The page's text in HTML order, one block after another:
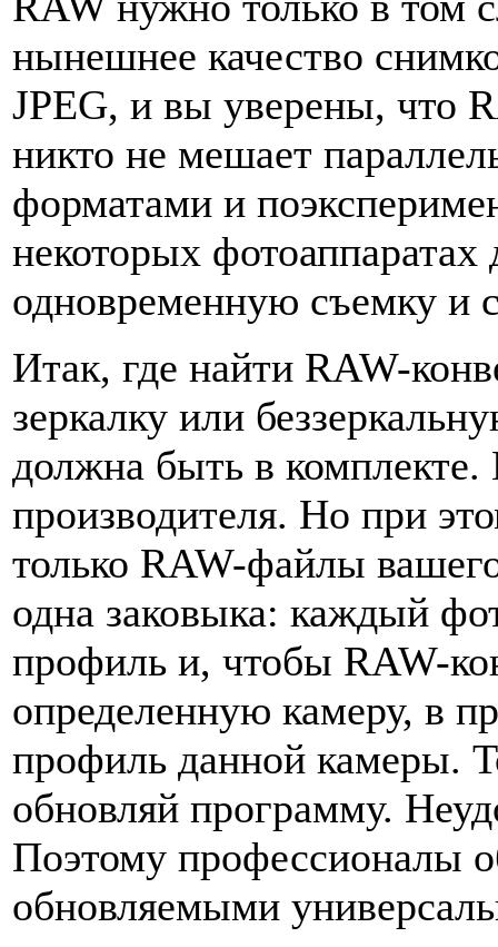
нынешнее качество
JPEG, и вы уверены, что
никто не мешает
форматами и
некоторых
одновременную съемку и
Итак, где найти RAW-
зеркалку или
должна быть в комплекте.
производителя. Но при
только RAW-файлы
одна заковыка: каждый
профиль и, чтобы RAW-
определенную камеру, в
профиль данной камеры.
обновляй программу.
Поэтому профессионалы
обновляемыми